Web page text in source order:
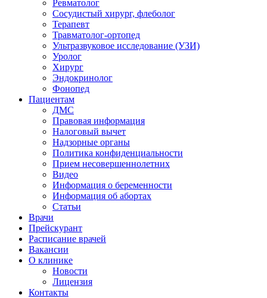
Ревматолог
Сосудистый хирург, флеболог
Терапевт
Травматолог-ортопед
Ультразвуковое исследование (УЗИ)
Уролог
Хирург
Эндокринолог
Фонопед
Пациентам
ДМС
Правовая информация
Налоговый вычет
Надзорные органы
Политика конфиденциальности
Прием несовершеннолетних
Видео
Информация о беременности
Информация об абортах
Статьи
Врачи
Прейскурант
Расписание врачей
Вакансии
О клинике
Новости
Лицензия
Контакты